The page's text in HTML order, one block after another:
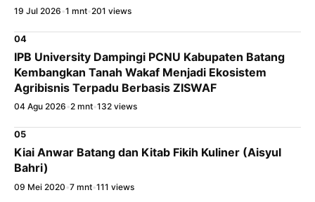
19 Jul 2026 •1 mnt•201 views
04
IPB University Dampingi PCNU Kabupaten Batang
Kembangkan Tanah Wakaf Menjadi Ekosistem
Agribisnis Terpadu Berbasis ZISWAF
04 Agu 2026 •2 mnt•132 views
05
Kiai Anwar Batang dan Kitab Fikih Kuliner (Aisyul
Bahri)
09 Mei 2020 •7 mnt•111 views